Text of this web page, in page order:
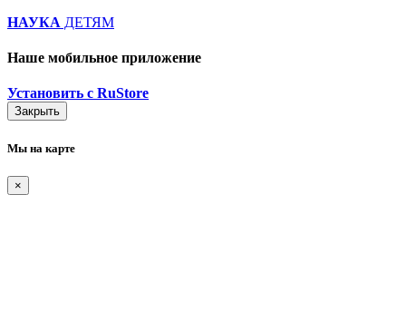
НАУКА ДЕТЯМ
Наше мобильное приложение
Установить с RuStore
Закрыть
Мы на карте
×